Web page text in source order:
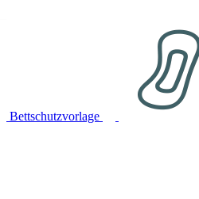
Bettschutzvorlage